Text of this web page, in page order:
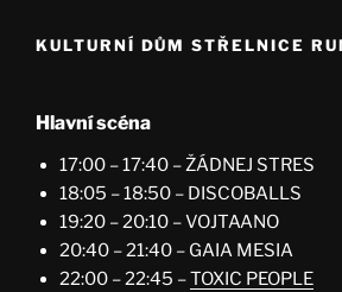
KULTURNÍ DŮM STŘELNICE
Hlavní scéna
17:00 – 17:40 – ŽÁDNEJ STRES
18:05 – 18:50 – DISCOBALLS
19:20 – 20:10 – VOJTAANO
20:40 – 21:40 – GAIA MESIA
22:00 – 22:45 –TOXIC PEOPLE